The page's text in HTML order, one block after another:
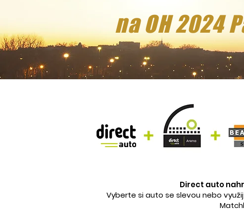
na OH 2024
Direct auto
Vyberte si auto se slevou nebo